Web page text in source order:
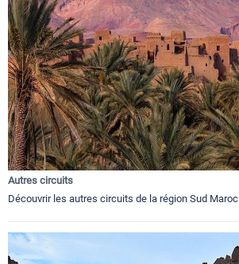
Autres circuits
Découvrir les autres circuits de la région Sud Maroc